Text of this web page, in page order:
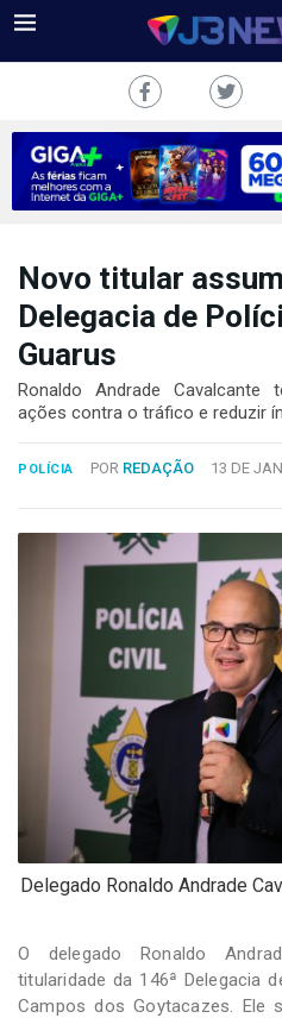
J3NEWS
COLUNAS
2024
Desenvolvido
Tecnologia
Novo titular
Delegacia de
Guarus
Ronaldo Andrade
ações contra o tráfico e reduzir
POLÍCIA POR REDAÇÃO 13 DE
Delegado Ronaldo Andrade
O delegado Ronaldo
titularidade da 146ª Delegacia
Campos dos Goytacazes. Ele